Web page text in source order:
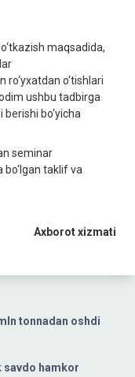
tonnadan oshdi
savdo hamkor
maqsadida,
ro‘yxatdan o‘tishlari
ushbu tadbirga
bo‘yicha
seminar
taklif va
Axborot xizmati